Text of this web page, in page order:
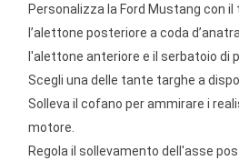
Personalizza la Ford Mustang con
l’alettone posteriore a coda
l'alettone anteriore e il serbatoio di
Scegli una delle tante targhe a
Solleva il cofano per ammirare i
motore.
Regola il sollevamento dell'asse